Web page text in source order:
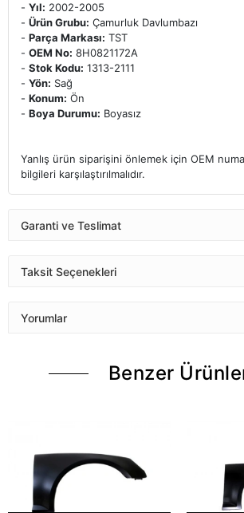
- Yıl: 2002-2005
- Ürün Grubu: Çamurluk Davlumbazı
- Parça Markası: TST
- OEM No: 8H0821172A
- Stok Kodu: 1313-2111
- Yön: Sağ
- Konum: Ön
- Boya Durumu: Boyasız
Yanlış ürün siparişini önlemek için OEM
bilgileri karşılaştırılmalıdır.
Garanti ve Teslimat
Taksit Seçenekleri
Yorumlar
Benzer